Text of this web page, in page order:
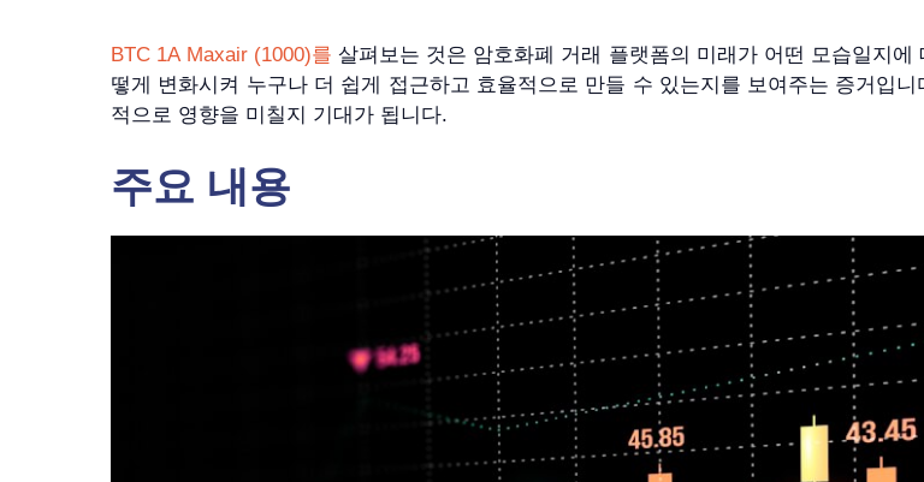
BTC 1A Maxair (1000)를 살펴보는 것은 암호화폐 거래 플랫폼의 미래가 어떤 모습일지
떻게 변화시켜 누구나 더 쉽게 접근하고 효율적으로 만들 수 있는지를 보여주는 증거입
적으로 영향을 미칠지 기대가 됩니다.
주요 내용